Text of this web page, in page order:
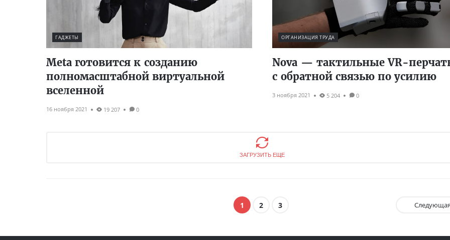
ГАДЖЕТЫ
Meta готовится к созданию
полномасштабной виртуальной
вселенной
16 ноября 2021 19 207 0
ОРГАНИЗАЦИЯ ТРУДА
Nova — тактильные VR-
с обратной связью по усилию
3 ноября 2021 5 204 0
ЗАГРУЗИТЬ ЕЩЕ
1 2 3